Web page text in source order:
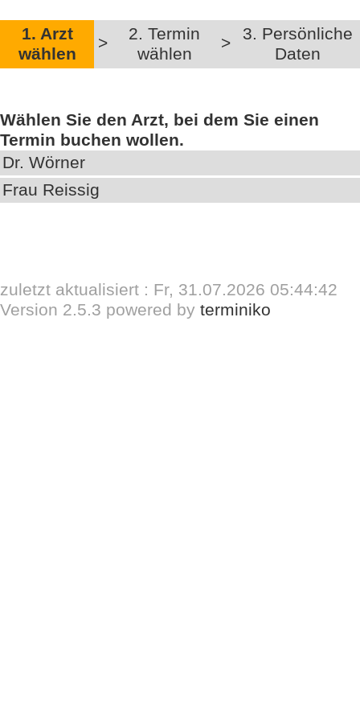
1. Arzt
wählen
>
2. Termin
wählen
>
3. Persönliche
Daten
Wählen Sie den Arzt, bei dem Sie einen
Termin buchen wollen.
Dr. Wörner
Frau Reissig
zuletzt aktualisiert : Fr, 31.07.2026 05:44:42
Version 2.5.3 powered by terminiko